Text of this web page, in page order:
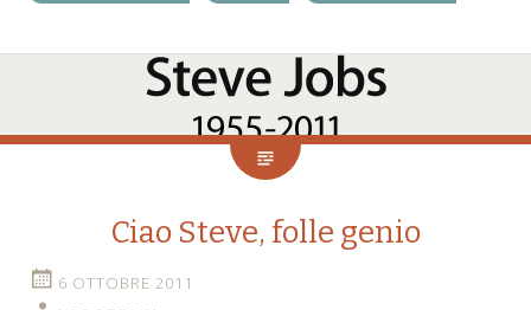
Ciao Steve, folle genio
6 OTTOBRE 2011